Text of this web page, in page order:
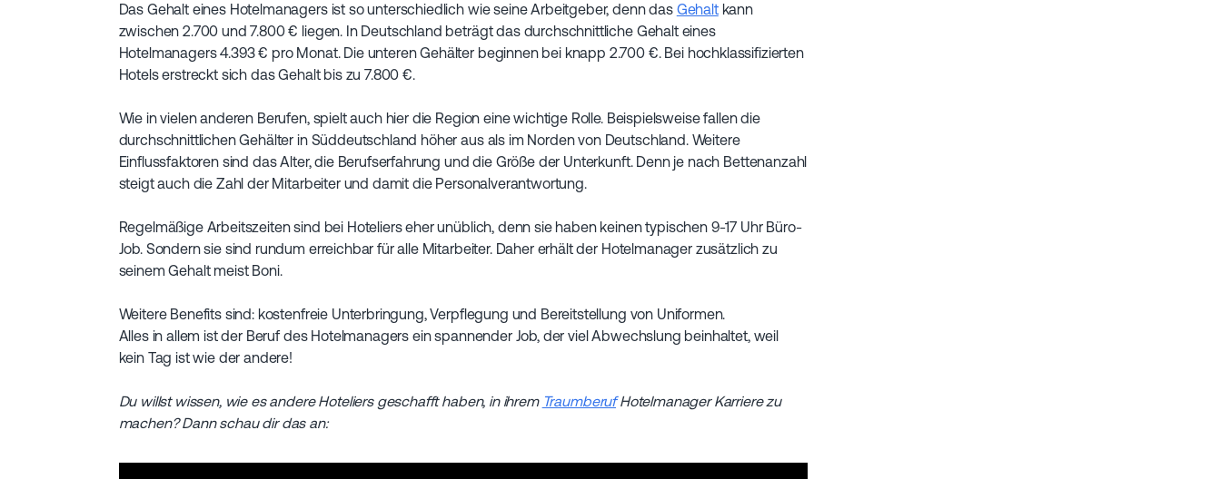
Das Gehalt eines Hotelmanagers ist so unterschiedlich wie seine Arbeitgeber, denn das Gehaltkann
zwischen 2.700 und 7.800 € liegen. In Deutschland beträgt das durchschnittliche Gehalt eines
Hotelmanagers 4.393 € pro Monat. Die unteren Gehälter beginnen bei knapp 2.700 €. Bei hochklassifizierten
Hotels erstreckt sich das Gehalt bis zu 7.800 €.
Wie in vielen anderen Berufen, spielt auch hier die Region eine wichtige Rolle. Beispielsweise fallen die
durchschnittlichen Gehälter in Süddeutschland höher aus als im Norden von Deutschland. Weitere
Einflussfaktoren sind das Alter, die Berufserfahrung und die Größe der Unterkunft. Denn je nach Bettenanzahl
steigt auch die Zahl der Mitarbeiter und damit die Personalverantwortung.
Regelmäßige Arbeitszeiten sind bei Hoteliers eher unüblich, denn sie haben keinen typischen 9-17 Uhr Büro-
Job. Sondern sie sind rundum erreichbar für alle Mitarbeiter. Daher erhält der Hotelmanager zusätzlich zu
seinem Gehalt meist Boni.
Weitere Benefits sind: kostenfreie Unterbringung, Verpflegung und Bereitstellung von Uniformen.
Alles in allem ist der Beruf des Hotelmanagers ein spannender Job, der viel Abwechslung beinhaltet, weil
kein Tag ist wie der andere!
Du willst wissen, wie es andere Hoteliers geschafft haben, in ihrem TraumberufHotelmanager Karriere zu
machen? Dann schau dir das an: